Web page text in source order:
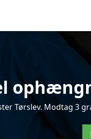
Tørslev. Modtag 3